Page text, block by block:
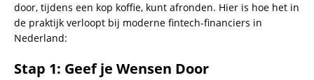
door, tijdens een kop koffie, kunt afronden. Hier is hoe het in
de praktijk verloopt bij moderne fintech-financiers in
Nederland:
Stap 1: Geef je Wensen Door